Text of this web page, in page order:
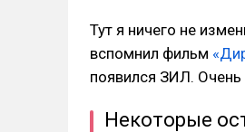
Тут я ничего не
вспомнил фильм
появился ЗИЛ.
Некоторые